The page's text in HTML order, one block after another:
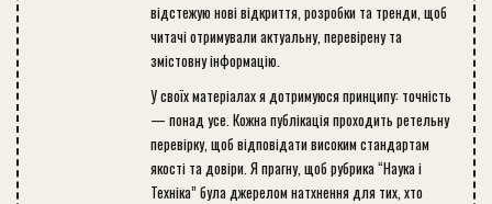
відстежую нові відкриття, розробки та тренди, щоб
читачі отримували актуальну, перевірену та
змістовну інформацію.
У своїх матеріалах я дотримуюся принципу: точність
— понад усе. Кожна публікація проходить ретельну
перевірку, щоб відповідати високим стандартам
якості та довіри. Я прагну, щоб рубрика “Наука і
Техніка” була джерелом натхнення для тих, хто